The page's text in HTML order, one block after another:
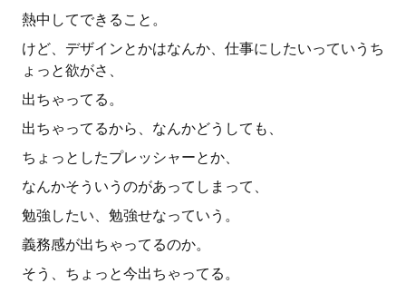
熱中してできること。
けど、デザインとかはなんか、仕事にしたいっていうち
ょっと欲がさ、
出ちゃってる。
出ちゃってるから、なんかどうしても、
ちょっとしたプレッシャーとか、
なんかそういうのがあってしまって、
勉強したい、勉強せなっていう。
義務感が出ちゃってるのか。
そう、ちょっと今出ちゃってる。